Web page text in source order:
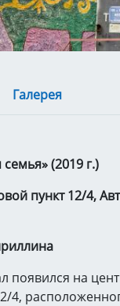
Галерея
(2019 г.)
пункт 12/4,
появился на
4,